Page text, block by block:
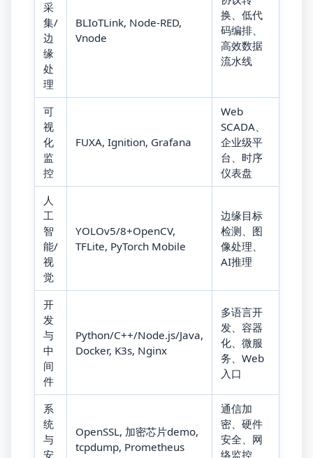
采
集/
边
缘
处
理
BLIoTLink, Node-RED,
Vnode
换、低代
码编排、
高效数据
流水线
可
视
化
监
控
FUXA, Ignition, Grafana
Web
SCADA、
企业级平
台、时序
仪表盘
人
工
智
能/
视
觉
YOLOv5/8+OpenCV,
TFLite, PyTorch Mobile
边缘目标
检测、图
像处理、
AI推理
开
发
与
中
间
件
Python/C++/Node.js/Java,
Docker, K3s, Nginx
多语言开
发、容器
化、微服
务、Web
入口
系
统
与
安
OpenSSL, 加密芯片demo,
tcpdump, Prometheus
通信加
密、硬件
安全、网
络监控、